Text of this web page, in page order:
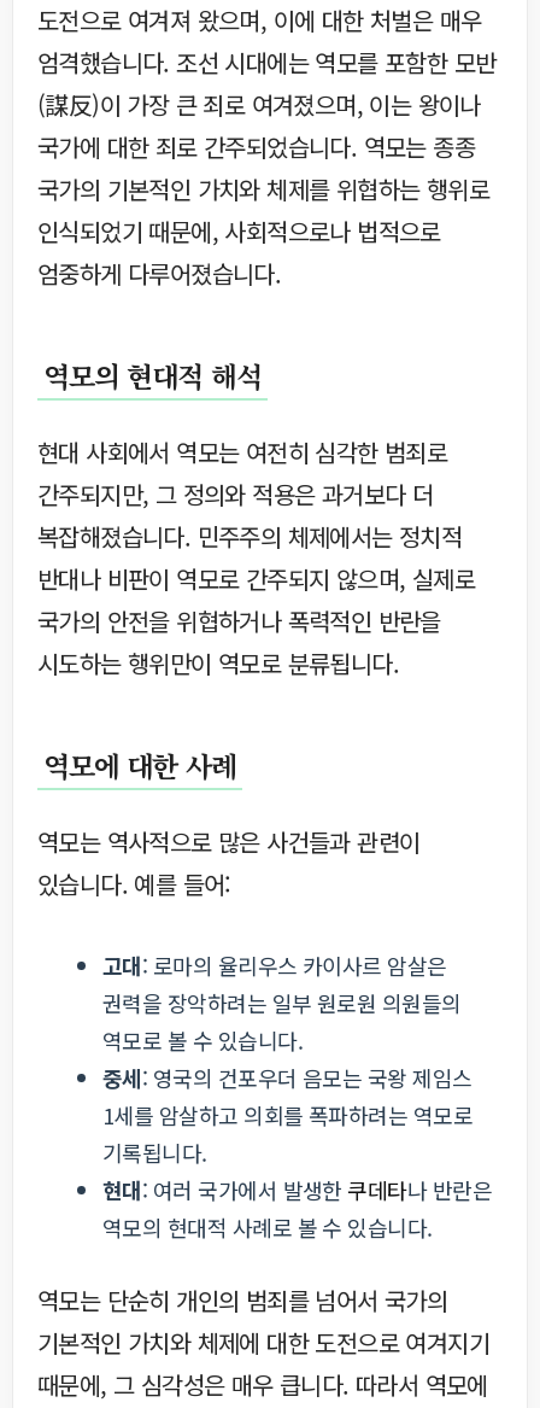
도전으로 여겨져 왔으며, 이에 대한 처벌은 매우
엄격했습니다. 조선 시대에는 역모를 포함한 모반
(謀反)이 가장 큰 죄로 여겨졌으며, 이는 왕이나
국가에 대한 죄로 간주되었습니다. 역모는 종종
국가의 기본적인 가치와 체제를 위협하는 행위로
인식되었기 때문에, 사회적으로나 법적으로
엄중하게 다루어졌습니다.
역모의 현대적 해석
현대 사회에서 역모는 여전히 심각한 범죄로
간주되지만, 그 정의와 적용은 과거보다 더
복잡해졌습니다. 민주주의 체제에서는 정치적
반대나 비판이 역모로 간주되지 않으며, 실제로
국가의 안전을 위협하거나 폭력적인 반란을
시도하는 행위만이 역모로 분류됩니다.
역모에 대한 사례
역모는 역사적으로 많은 사건들과 관련이
있습니다. 예를 들어:
고대: 로마의 율리우스 카이사르 암살은
권력을 장악하려는 일부 원로원 의원들의
역모로 볼 수 있습니다.
중세: 영국의 건포우더 음모는 국왕 제임스
1세를 암살하고 의회를 폭파하려는 역모로
기록됩니다.
현대: 여러 국가에서 발생한 쿠데타나 반란은
역모의 현대적 사례로 볼 수 있습니다.
역모는 단순히 개인의 범죄를 넘어서 국가의
기본적인 가치와 체제에 대한 도전으로 여겨지기
때문에, 그 심각성은 매우 큽니다. 따라서 역모에